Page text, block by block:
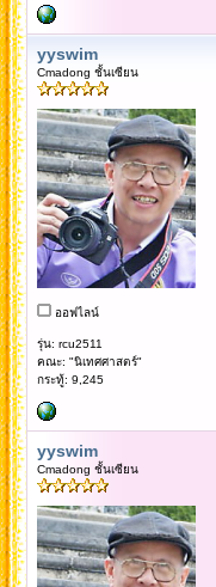
yyswim
Cmadong ชั้นเซียน
ออฟไลน์
รุ่น: rcu2511
คณะ: "นิเทศศาสตร์"
กระทู้: 9,245
yyswim
Cmadong ชั้นเซียน